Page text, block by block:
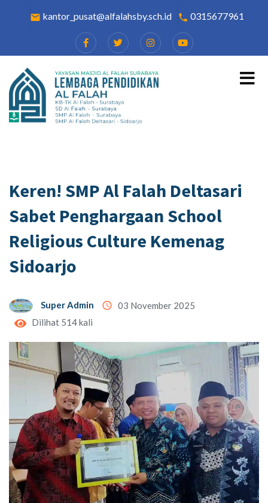
email kantor_pusat@alfalahsby.sch.id local_phone 0315677961
Keren! SMP Al Falah Deltasari
Sabet Penghargaan School
Religious Culture Kemenag
Sidoarjo
Super Admin access_time 03 November 2025
Dilihat 514 kali